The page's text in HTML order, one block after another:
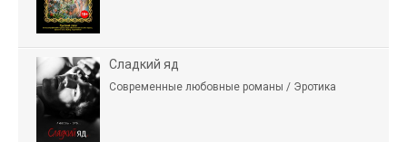
Сладкий яд
Современные любовные романы / Эротика